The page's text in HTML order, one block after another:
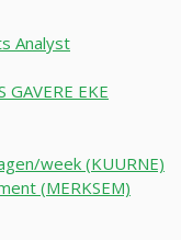
Analyst
GAVERE EKE
week (KUURNE)
(MERKSEM)